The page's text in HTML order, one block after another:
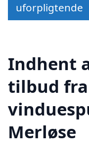
uforpligtende
Indhent
tilbud fra
Merløse